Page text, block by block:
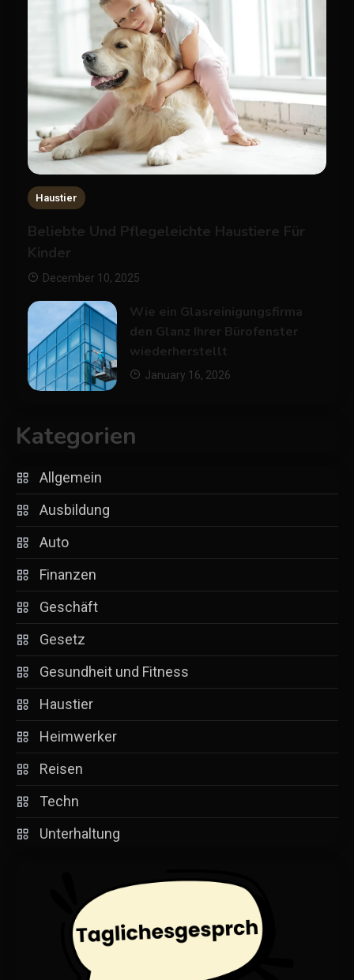
Haustier
Beliebte Und Pflegeleichte Haustiere Für
Kinder
December 10, 2025
Wie ein Glasreinigungsfirma
den Glanz Ihrer Bürofenster
wiederherstellt
January 16, 2026
Kategorien
Allgemein
Ausbildung
Auto
Finanzen
Geschäft
Gesetz
Gesundheit und Fitness
Haustier
Heimwerker
Reisen
Techn
Unterhaltung